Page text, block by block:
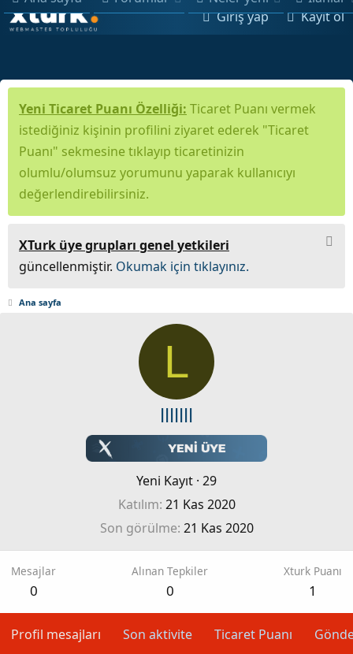
Giriş yap Kayıt ol
Yeni Ticaret Puanı Özelliği: Ticaret Puanı vermek
istediğiniz kişinin profilini ziyaret ederek "Ticaret
Puanı" sekmesine tıklayıp ticaretinizin
olumlu/olumsuz yorumunu yaparak kullanıcıyı
değerlendirebilirsiniz.
XTurk üye grupları genel yetkileri
güncellenmiştir. Okumak için tıklayınız.
Ana sayfa
L
lllllll
Yeni Kayıt · 29
Katılım 21 Kas 2020
Son görülme 21 Kas 2020
Mesajlar
0
Alınan Tepkiler
0
Xturk Puanı
1
Profil mesajları Son aktivite Ticaret Puanı